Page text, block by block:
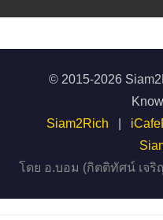
© 2015-2026
Siam2Rich
โดย อ.บอม (กิตติทัศน์ เจ